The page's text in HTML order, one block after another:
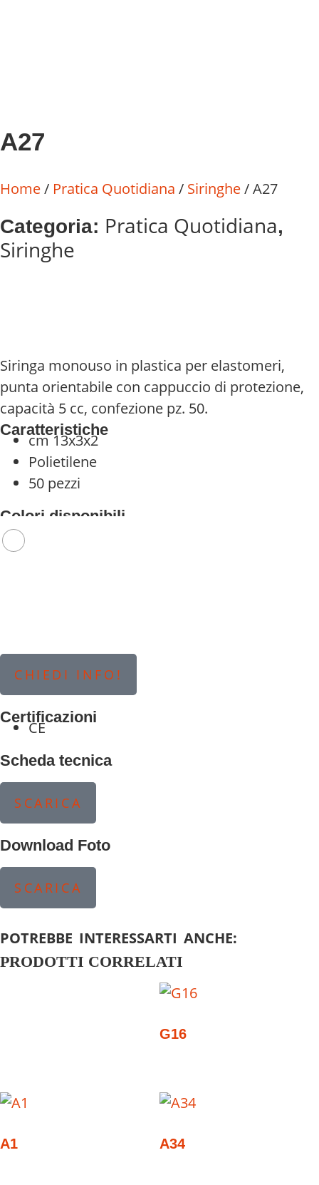
A27
Home/ Pratica Quotidiana / Siringhe/ A27
Categoria: Pratica Quotidiana,
Siringhe
Siringa monouso in plastica per elastomeri,
punta orientabile con cappuccio di protezione,
capacità 5 cc, confezione pz. 50.
Caratteristiche
cm 13x3x2
Polietilene
50 pezzi
Colori disponibili
CHIEDI INFO!
Certificazioni
CE
Scheda tecnica
SCARICA
Download Foto
SCARICA
POTREBBE INTERESSARTI ANCHE:
PRODOTTI CORRELATI
G16
A1 A34